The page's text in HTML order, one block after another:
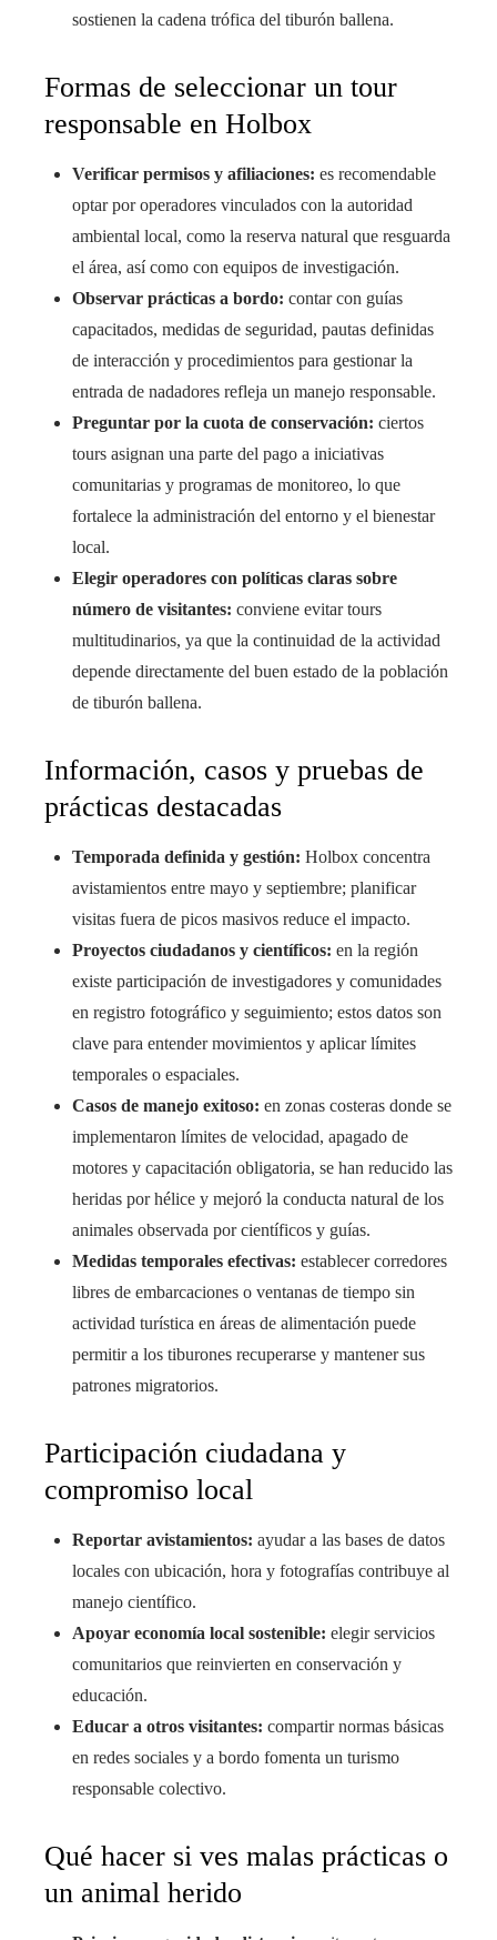
sostienen la cadena trófica del tiburón ballena.
Formas de seleccionar un tour
responsable en Holbox
Verificar permisos y afiliaciones: es recomendable
optar por operadores vinculados con la autoridad
ambiental local, como la reserva natural que resguarda
el área, así como con equipos de investigación.
Observar prácticas a bordo: contar con guías
capacitados, medidas de seguridad, pautas definidas
de interacción y procedimientos para gestionar la
entrada de nadadores refleja un manejo responsable.
Preguntar por la cuota de conservación: ciertos
tours asignan una parte del pago a iniciativas
comunitarias y programas de monitoreo, lo que
fortalece la administración del entorno y el bienestar
local.
Elegir operadores con políticas claras sobre
número de visitantes: conviene evitar tours
multitudinarios, ya que la continuidad de la actividad
depende directamente del buen estado de la población
de tiburón ballena.
Información, casos y pruebas de
prácticas destacadas
Temporada definida y gestión: Holbox concentra
avistamientos entre mayo y septiembre; planificar
visitas fuera de picos masivos reduce el impacto.
Proyectos ciudadanos y científicos: en la región
existe participación de investigadores y comunidades
en registro fotográfico y seguimiento; estos datos son
clave para entender movimientos y aplicar límites
temporales o espaciales.
Casos de manejo exitoso: en zonas costeras donde se
implementaron límites de velocidad, apagado de
motores y capacitación obligatoria, se han reducido las
heridas por hélice y mejoró la conducta natural de los
animales observada por científicos y guías.
Medidas temporales efectivas: establecer corredores
libres de embarcaciones o ventanas de tiempo sin
actividad turística en áreas de alimentación puede
permitir a los tiburones recuperarse y mantener sus
patrones migratorios.
Participación ciudadana y
compromiso local
Reportar avistamientos: ayudar a las bases de datos
locales con ubicación, hora y fotografías contribuye al
manejo científico.
Apoyar economía local sostenible: elegir servicios
comunitarios que reinvierten en conservación y
educación.
Educar a otros visitantes: compartir normas básicas
en redes sociales y a bordo fomenta un turismo
responsable colectivo.
Qué hacer si ves malas prácticas o
un animal herido